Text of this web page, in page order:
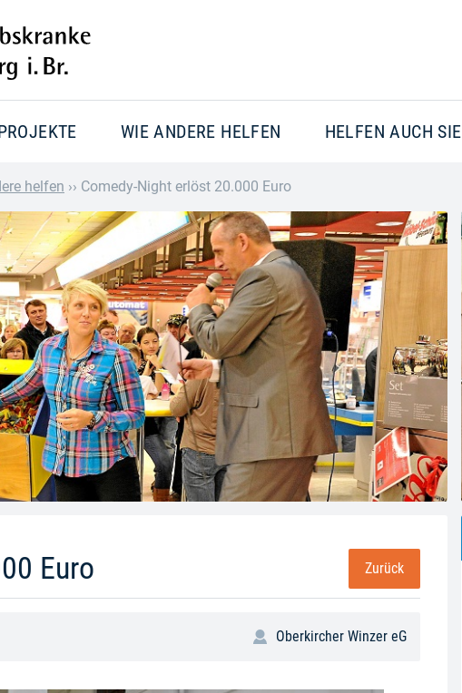
WIE ANDERE HELFEN HELFEN AUCH SIE
helfen ›› Comedy-Night erlöst 20.000 Euro
Euro Zurück
Oberkircher Winzer eG